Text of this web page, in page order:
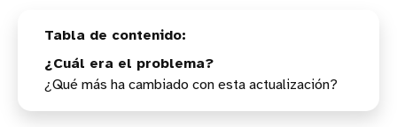
¿Cuál era el problema?
¿Qué más ha cambiado con esta actualización?